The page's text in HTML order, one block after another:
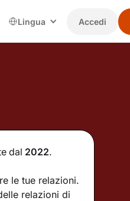
Lingua Accedi
dal 2022.
le tue relazioni.
relazioni di